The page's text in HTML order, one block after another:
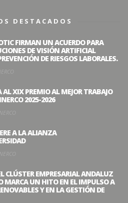
DESTACADOS
FIRMAN UN ACUERDO PARA
DE VISIÓN ARTIFICIAL
DE RIESGOS LABORALES.
XIX PREMIO AL MEJOR TRABAJO
2025-2026
A LA ALIANZA
CLÚSTER EMPRESARIAL ANDALUZ
MARCA UN HITO EN EL IMPULSO A
Y EN LA GESTIÓN DE